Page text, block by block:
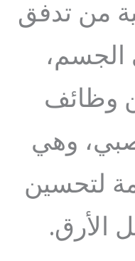
من تدفق
الجسم،
وظائف
وهي
لتحسين
الأرق.